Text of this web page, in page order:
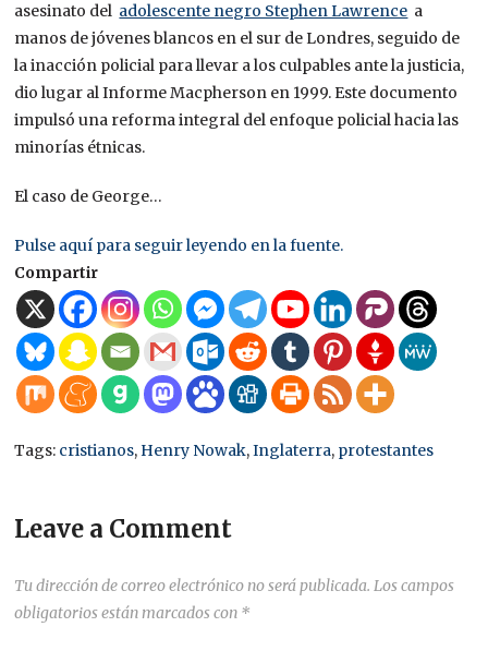
asesinato del adolescente negro Stephen Lawrence a
manos de jóvenes blancos en el sur de Londres, seguido de
la inacción policial para llevar a los culpables ante la justicia,
dio lugar al Informe Macpherson en 1999. Este documento
impulsó una reforma integral del enfoque policial hacia las
minorías étnicas.
El caso de George…
Pulse aquí para seguir leyendo en la fuente.
Compartir
Tags: cristianos, Henry Nowak,Inglaterra, protestantes
Leave a Comment
Tu dirección de correo electrónico no será publicada. Los campos
obligatorios están marcados con *